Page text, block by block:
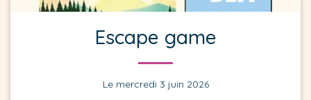
Escape game
Le mercredi 3 juin 2026